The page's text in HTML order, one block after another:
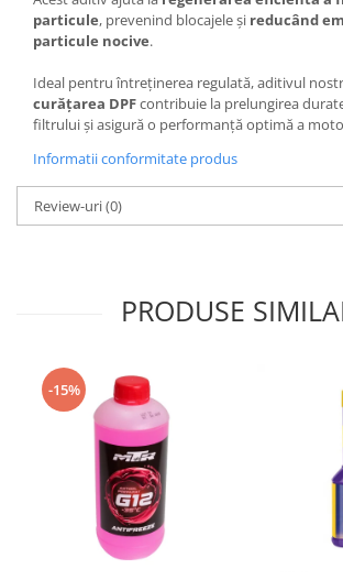
Pompa Spalator Parbriz
Lampi si Proiectoare Camion
Marcaje si Echipamente de
Siguranta
Accesorii Cabina Camion
Echipamente Electrice si
Uleiuri si Lichide Auto
Aditivi Combustibil
Aditivi Ulei Motor
Aditivi DPF, Sistem Racire si
Servodirectie
Spray Curatare Frane
Produse Intretinere si Detailing
particule, prevenind blocajele și reducând
particule nocive.
Ideal pentru întreținerea regulată, aditivul
curățarea DPFcontribuie la prelungirea
filtrului și asigură o performanță optimă a
Informatii conformitate produs
Review-uri(0)
PRODUSE
-15%